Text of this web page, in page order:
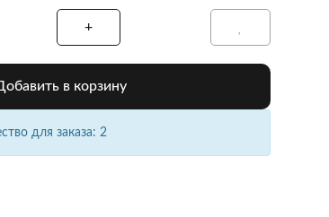
в корзину
для заказа: 2